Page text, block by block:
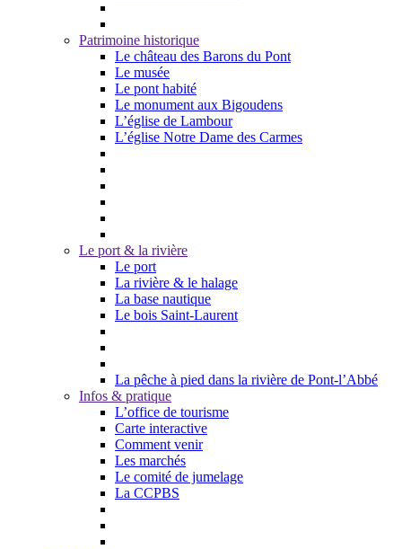
Patrimoine historique
Le château des Barons du Pont
Le musée
Le pont habité
Le monument aux Bigoudens
L’église de Lambour
L’église Notre Dame des Carmes
Le port & la rivière
Le port
La rivière & le halage
La base nautique
Le bois Saint-Laurent
La pêche à pied dans la rivière de Pont-l’Abbé
Infos & pratique
L’office de tourisme
Carte interactive
Comment venir
Les marchés
Le comité de jumelage
La CCPBS